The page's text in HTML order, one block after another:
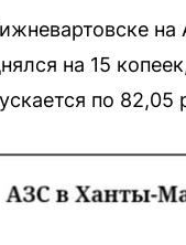
на
на 15
по 82,05